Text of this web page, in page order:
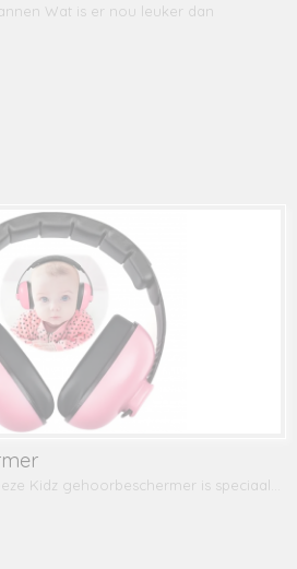
Wat is er nou leuker dan
Kidz gehoorbeschermer is speciaal…